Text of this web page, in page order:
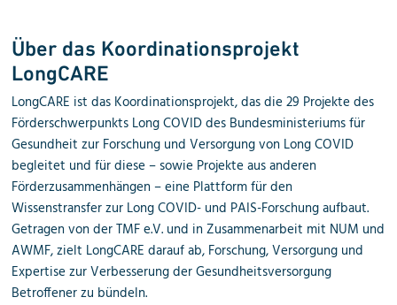
Über das Koordinationsprojekt
LongCARE
LongCARE ist das Koordinationsprojekt, das die 29 Projekte des
Förderschwerpunkts Long COVID des Bundesministeriums für
Gesundheit zur Forschung und Versorgung von Long COVID
begleitet und für diese – sowie Projekte aus anderen
Förderzusammenhängen – eine Plattform für den
Wissenstransfer zur Long COVID- und PAIS-Forschung aufbaut.
Getragen von der TMF e.V. und in Zusammenarbeit mit NUM und
AWMF, zielt LongCARE darauf ab, Forschung, Versorgung und
Expertise zur Verbesserung der Gesundheitsversorgung
Betroffener zu bündeln.